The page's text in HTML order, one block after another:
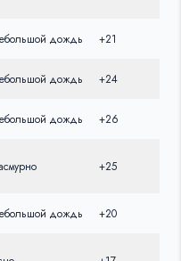
дождь +21
дождь +24
дождь +26
+25
дождь +20